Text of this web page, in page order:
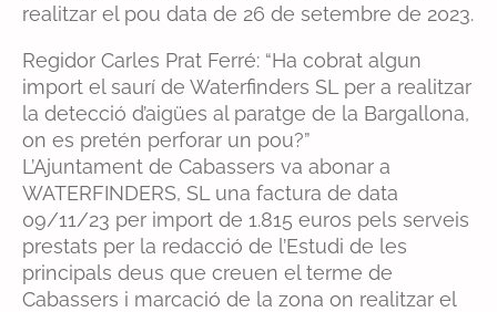
realitzar el pou data de 26 de setembre de 2023.
Regidor Carles Prat Ferré: “Ha cobrat algun
import el saurí de Waterfinders SL per a realitzar
la detecció d’aigües al paratge de la Bargallona,
on es pretén perforar un pou?”
L’Ajuntament de Cabassers va abonar a
WATERFINDERS, SL una factura de data
09/11/23 per import de 1.815 euros pels serveis
prestats per la redacció de l’Estudi de les
principals deus que creuen el terme de
Cabassers i marcació de la zona on realitzar el